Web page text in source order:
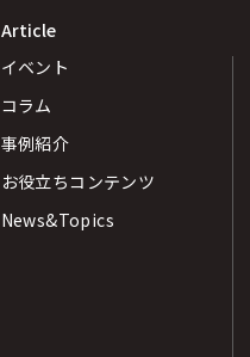
Article
イベント
コラム
事例紹介
お役立ちコンテンツ
News&Topics